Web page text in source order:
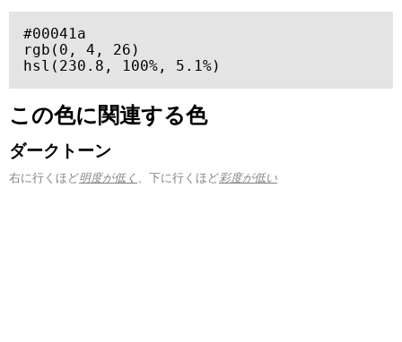
#00041a
rgb(0, 4, 26)
hsl(230.8, 100%, 5.1%)
この色に関連する色
ダークトーン
右に行くほど明度が低く 、下に行くほど彩度が低い